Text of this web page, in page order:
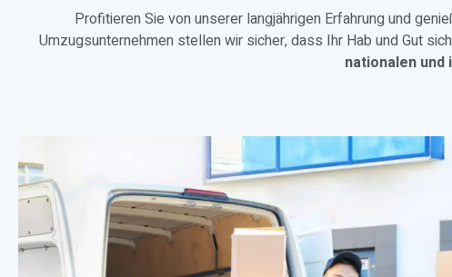
Profitieren Sie von unserer langjährigen Erfahrung und
Umzugsunternehmen stellen wir sicher, dass Ihr Hab und Gut
nationalen